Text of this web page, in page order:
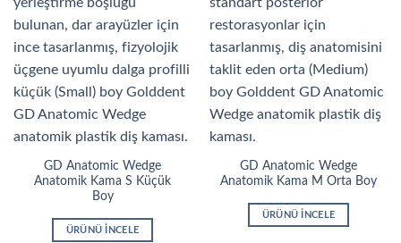
GD Anatomic Wedge
Anatomik Kama S Küçük
Boy
ÜRÜNÜ İNCELE
GD Anatomic Wedge
Anatomik Kama M Orta Boy
ÜRÜNÜ İNCELE